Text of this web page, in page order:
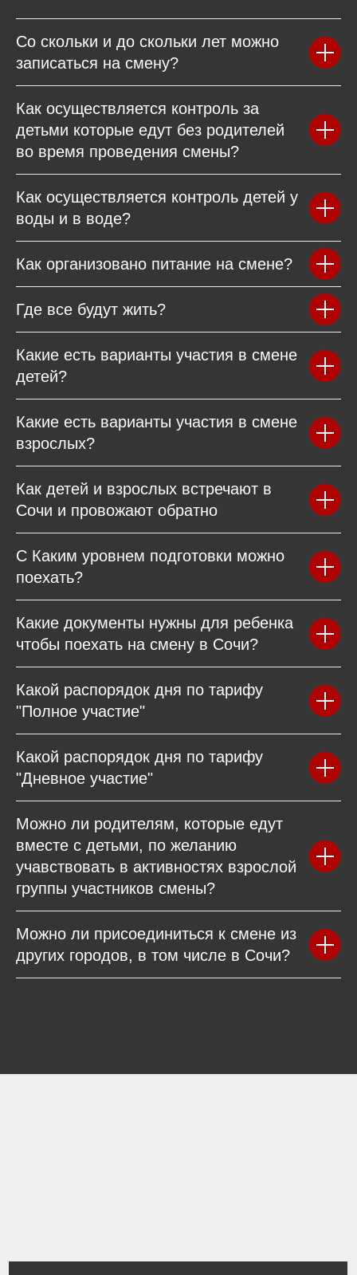
Со скольки и до скольки лет можно
записаться на смену?
Как осуществляется контроль за
детьми которые едут без родителей
во время проведения смены?
Как осуществляется контроль детей у
воды и в воде?
Как организовано питание на смене?
Где все будут жить?
Какие есть варианты участия в смене
детей?
Какие есть варианты участия в смене
взрослых?
Как детей и взрослых встречают в
Сочи и провожают обратно
С Каким уровнем подготовки можно
поехать?
Какие документы нужны для ребенка
чтобы поехать на смену в Сочи?
Какой распорядок дня по тарифу
"Полное участие"
Какой распорядок дня по тарифу
"Дневное участие"
Можно ли родителям, которые едут
вместе с детьми, по желанию
учавствовать в активностях взрослой
группы участников смены?
Можно ли присоединиться к смене из
других городов, в том числе в Сочи?